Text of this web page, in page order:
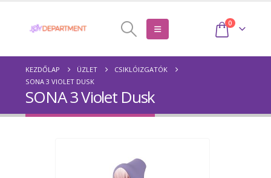
0
KEZDŐLAP ÜZLET
CSIKLÓIZGATÓK
SONA 3 VIOLET DUSK
SONA 3 Violet Dusk